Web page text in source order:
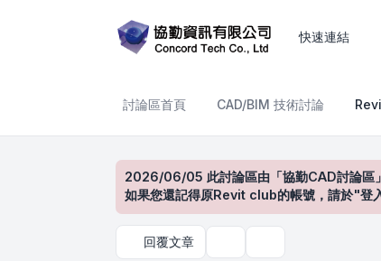
快速連結
討論區首頁 CAD/BIM 技術討論
2026/06/05 此討論區由「協勤CAD討論區
如果您還記得原Revit club的帳號，請於"登
回覆文章